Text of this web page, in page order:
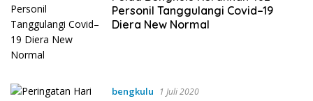
Personil Tanggulangi Covid–19
Diera New Normal
bengkulu 1 Juli 2020